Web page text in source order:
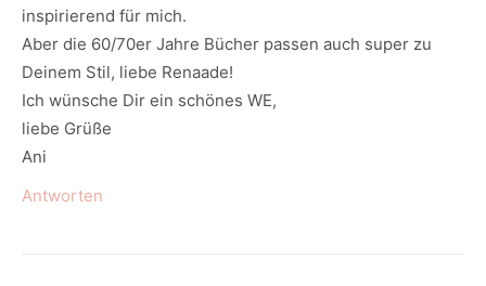
inspirierend für mich.
Aber die 60/70er Jahre Bücher passen auch super zu
Deinem Stil, liebe Renaade!
Ich wünsche Dir ein schönes WE,
liebe Grüße
Ani
Antworten